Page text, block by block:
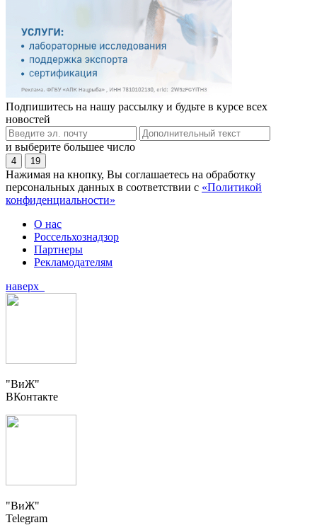
Подпишитесь на нашу рассылку и будьте в курсе всех
новостей
и выберите большее число
4 19
Нажимая на кнопку, Вы соглашаетесь на обработку
персональных данных в соответствии с «Политикой
конфиденциальности»
О нас
Россельхознадзор
Партнеры
Рекламодателям
наверх
"ВиЖ"
ВКонтакте
"ВиЖ"
Telegram